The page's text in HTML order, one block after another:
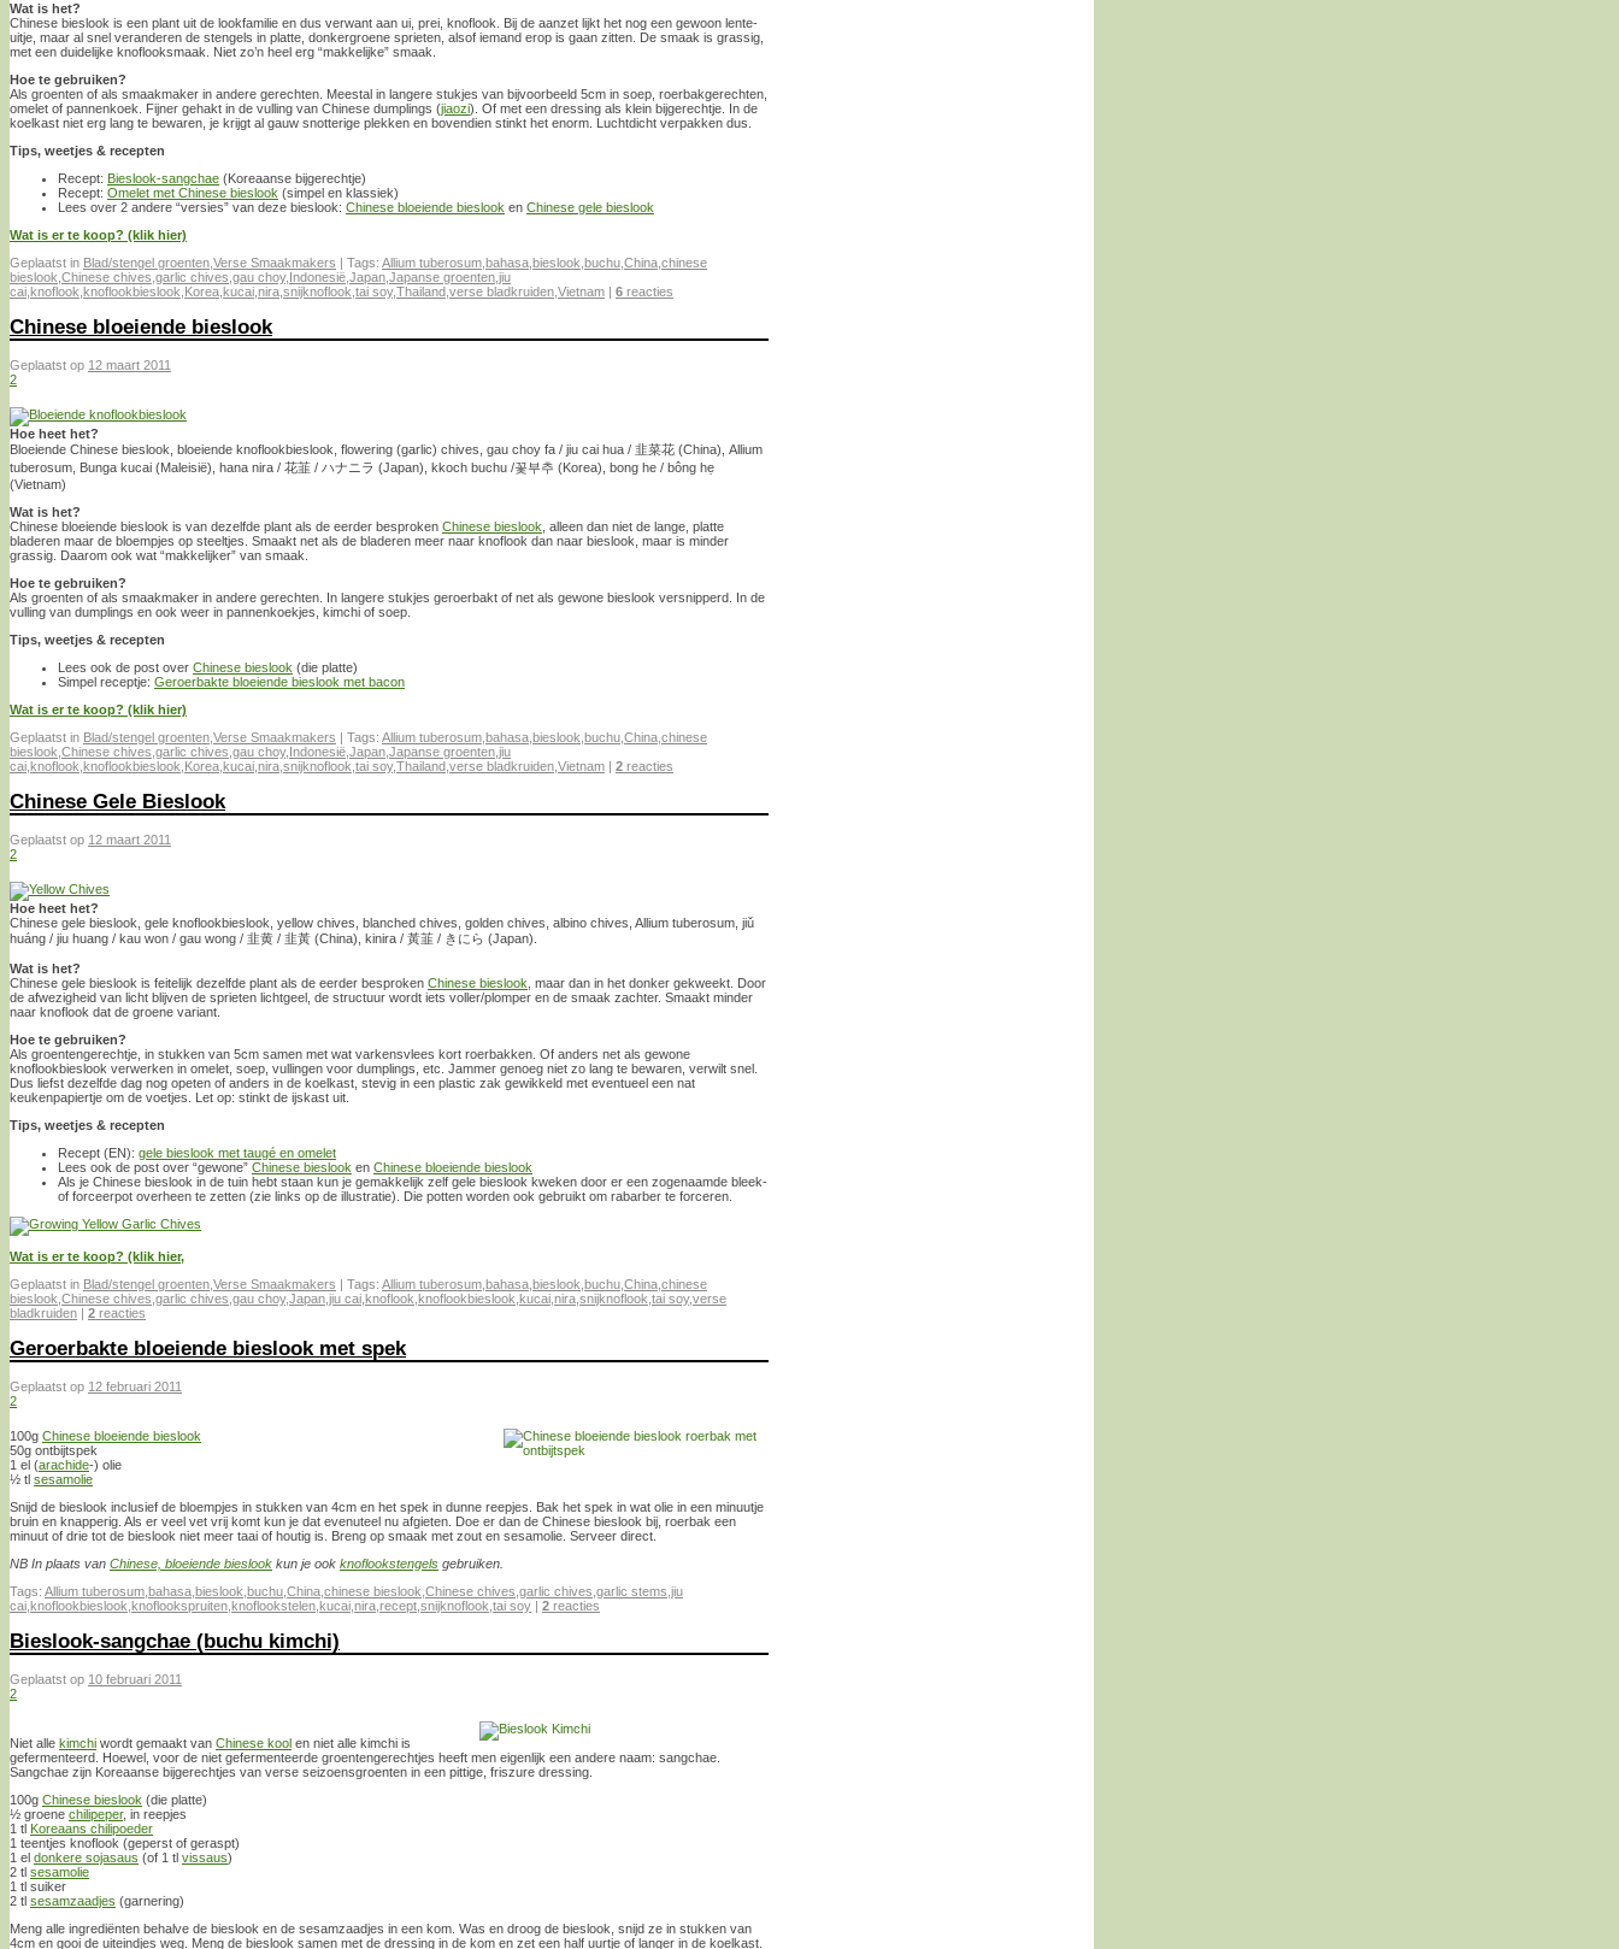
Wat is het?
Chinese bieslook is een plant uit de lookfamilie en dus verwant aan ui, prei, knoflook. Bij de aanzet lijkt het nog een gewoon lente-
uitje, maar al snel veranderen de stengels in platte, donkergroene sprieten, alsof iemand erop is gaan zitten. De smaak is grassig,
met een duidelijke knoflooksmaak. Niet zo’n heel erg “makkelijke” smaak.
Hoe te gebruiken?
Als groenten of als smaakmaker in andere gerechten. Meestal in langere stukjes van bijvoorbeeld 5cm in soep, roerbakgerechten,
omelet of pannenkoek. Fijner gehakt in de vulling van Chinese dumplings (jiaozi). Of met een dressing als klein bijgerechtje. In de
koelkast niet erg lang te bewaren, je krijgt al gauw snotterige plekken en bovendien stinkt het enorm. Luchtdicht verpakken dus.
Tips, weetjes & recepten
Recept: Bieslook-sangchae (Koreaanse bijgerechtje)
Recept: Omelet met Chinese bieslook (simpel en klassiek)
Lees over 2 andere “versies” van deze bieslook: Chinese bloeiende bieslook en Chinese gele bieslook
Wat is er te koop? (klik hier)
Geplaatst in Blad/stengel groenten Verse Smaakmakers Tags: Allium tuberosum bahasa bieslook buchu China chinese
bieslook Chinese chives garlic chives gau choy, Indonesië Japan Japanse groenten jiu
cai knoflook knoflookbieslook Korea kucai nira snijknoflook tai soy,Thailand verse bladkruiden Vietnam 6 reacties
Chinese bloeiende bieslook
Geplaatst op 12 maart 2011
2
Hoe heet het?
Bloeiende Chinese bieslook, bloeiende knoflookbieslook, flowering (garlic) chives, gau choy fa / jiu cai hua / 韭菜花 (China), Allium
tuberosum, Bunga kucai (Maleisië), hana nira / 花韮 / ハナニラ (Japan), kkoch buchu /꽃부추 (Korea), bong he / bông hẹ
(Vietnam)
Wat is het?
Chinese bloeiende bieslook is van dezelfde plant als de eerder besproken Chinese bieslook , alleen dan niet de lange, platte
bladeren maar de bloempjes op steeltjes. Smaakt net als de bladeren meer naar knoflook dan naar bieslook, maar is minder
grassig. Daarom ook wat “makkelijker” van smaak.
Hoe te gebruiken?
Als groenten of als smaakmaker in andere gerechten. In langere stukjes geroerbakt of net als gewone bieslook versnipperd. In de
vulling van dumplings en ook weer in pannenkoekjes, kimchi of soep.
Tips, weetjes & recepten
Lees ook de post over Chinese bieslook (die platte)
Simpel receptje: Geroerbakte bloeiende bieslook met bacon
Wat is er te koop? (klik hier)
Geplaatst in Blad/stengel groenten Verse Smaakmakers Tags: Allium tuberosum bahasa bieslook buchu China chinese
bieslook Chinese chives garlic chives gau choy, Indonesië Japan Japanse groenten jiu
cai knoflook knoflookbieslook Korea kucai nira snijknoflook tai soy,Thailand verse bladkruiden Vietnam 2 reacties
Chinese Gele Bieslook
Geplaatst op 12 maart 2011
2
Hoe heet het?
Chinese gele bieslook, gele knoflookbieslook, yellow chives, blanched chives, golden chives, albino chives, Allium tuberosum, jiǔ
huáng / jiu huang / kau won / gau wong / 韭黄 / 韭黃 (China), kinira / 黃韮 / きにら (Japan).
Wat is het?
Chinese gele bieslook is feitelijk dezelfde plant als de eerder besproken Chinese bieslook , maar dan in het donker gekweekt. Door
de afwezigheid van licht blijven de sprieten lichtgeel, de structuur wordt iets voller/plomper en de smaak zachter. Smaakt minder
naar knoflook dat de groene variant.
Hoe te gebruiken?
Als groentengerechtje, in stukken van 5cm samen met wat varkensvlees kort roerbakken. Of anders net als gewone
knoflookbieslook verwerken in omelet, soep, vullingen voor dumplings, etc. Jammer genoeg niet zo lang te bewaren, verwilt snel.
Dus liefst dezelfde dag nog opeten of anders in de koelkast, stevig in een plastic zak gewikkeld met eventueel een nat
keukenpapiertje om de voetjes. Let op: stinkt de ijskast uit.
Tips, weetjes & recepten
Recept (EN): gele bieslook met taugé en omelet
Lees ook de post over “gewone” Chinese bieslook en Chinese bloeiende bieslook
Als je Chinese bieslook in de tuin hebt staan kun je gemakkelijk zelf gele bieslook kweken door er een zogenaamde bleek-
of forceerpot overheen te zetten (zie links op de illustratie). Die potten worden ook gebruikt om rabarber te forceren.
Wat is er te koop? (klik hier,
Geplaatst in Blad/stengel groenten Verse Smaakmakers Tags: Allium tuberosum bahasa bieslook buchu China chinese
bieslook Chinese chives garlic chives gau choy,Japan jiu cai knoflook knoflookbieslook kucai nira snijknoflook tai soy,verse
bladkruiden
2 reacties
Geroerbakte bloeiende bieslook met spek
Geplaatst op 12 februari 2011
2
100g Chinese bloeiende bieslook
50g ontbijtspek
1 el (arachide-) olie
½ tl sesamolie
Snijd de bieslook inclusief de bloempjes in stukken van 4cm en het spek in dunne reepjes. Bak het spek in wat olie in een minuutje
bruin en knapperig. Als er veel vet vrij komt kun je dat evenuteel nu afgieten. Doe er dan de Chinese bieslook bij, roerbak een
minuut of drie tot de bieslook niet meer taai of houtig is. Breng op smaak met zout en sesamolie. Serveer direct.
NB In plaats van Chinese, bloeiende bieslook kun je ook knoflookstengels gebruiken.
Tags: Allium tuberosum bahasa bieslook buchu China chinese bieslook Chinese chives garlic chives garlic stems jiu
cai knoflookbieslook knoflookspruiten knoflookstelen kucai nira recept snijknoflook tai soy 2 reacties
Bieslook-sangchae (buchu kimchi)
Geplaatst op 10 februari 2011
2
Niet alle kimchi wordt gemaakt van Chinese kool en niet alle kimchi is
gefermenteerd. Hoewel, voor de niet gefermenteerde groentengerechtjes heeft men eigenlijk een andere naam: sangchae.
Sangchae zijn Koreaanse bijgerechtjes van verse seizoensgroenten in een pittige, friszure dressing.
100g Chinese bieslook (die platte)
½ groene chilipeper, in reepjes
1 tl Koreaans chilipoeder
1 teentjes knoflook (geperst of geraspt)
1 el donkere sojasaus (of 1 tl vissaus)
2 tl sesamolie
1 tl suiker
2 tl sesamzaadjes (garnering)
Meng alle ingrediënten behalve de bieslook en de sesamzaadjes in een kom. Was en droog de bieslook, snijd ze in stukken van
4cm en gooi de uiteindjes weg. Meng de bieslook samen met de dressing in de kom en zet een half uurtje of langer in de koelkast.